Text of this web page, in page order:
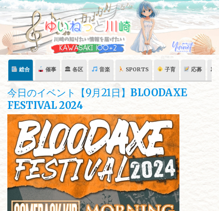
Skip
content
総合 催事 🏛 各区 音楽 SPORTS 子育 応募 🏛
今日のイベント【9月21日】 BLOODAXE
FESTIVAL 2024